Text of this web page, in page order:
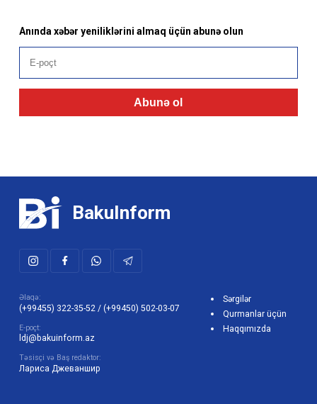
Anında xəbər yeniliklərini almaq üçün abunə olun
Abunə ol
BakuInform
Əlaqə:
(+99455) 322-35-52 / (+99450) 502-03-07
E-poçt:
ldj@bakuinform.az
Təsisçi və Baş redaktor:
Лариса Джеваншир
Sərgilər
Qurmanlar üçün
Haqqımızda